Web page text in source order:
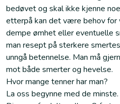
bedøvet og skal ikke kjenne
etterpå kan det være behov for
dempe ømhet eller eventuelle
man resept på sterkere
unngå betennelse. Man må
mot både smerter og hevelse.
Hvor mange tenner har man?
La oss begynne med de